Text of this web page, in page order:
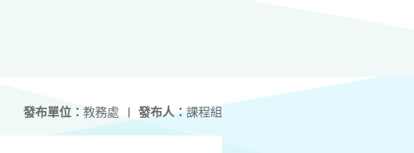
發布人：課程組
發布單位： 教務處 |